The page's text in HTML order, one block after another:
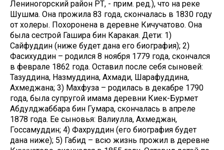
Лениногорский район РТ, - прим. ред.), что на реке
Шушма. Она прожила 83 года, скончалась в 1830 году
от холеры. Похоронена в деревне Кичучатово. Она
была сестрой Гашира бин Каракая. Дети: 1)
Сайфуддин (ниже будет дана его биография); 2)
Фасихуддин – родился 8 ноября 1779 года, скончался
в феврале 1862 года. Оставил после себя сыновей:
Тазуддина, Назмуддина, Ахмади, Шарафуддина,
Ахмеджана; 3) Махфуза – родилась в декабре 1790
года, была супругой имама деревни Киек-Бурмет
Абдулджаббара бин Гумара, скончалась в апреле
1878 года. Ее сыновья: Валиулла, Ахмеджан,
Госсамуддин; 4) Фахруддин (его биография будет
дана ниже); 5) Габид – всю жизнь прожил в деревне